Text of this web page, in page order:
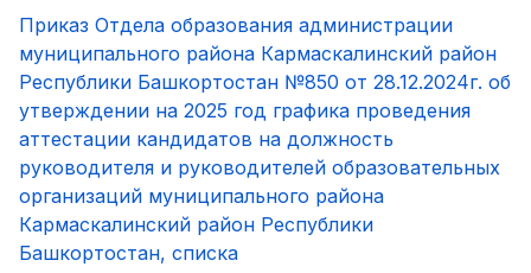
Приказ Отдела образования администрации
муниципального района Кармаскалинский район
Республики Башкортостан №850 от 28.12.2024г. об
утверждении на 2025 год графика проведения
аттестации кандидатов на должность
руководителя и руководителей образовательных
организаций муниципального района
Кармаскалинский район Республики
Башкортостан, списка